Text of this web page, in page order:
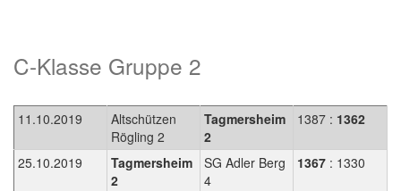
C-Klasse Gruppe 2
11.10.2019
Altschützen
Rögling 2
Tagmersheim
2
1387 : 1362
25.10.2019
Tagmersheim
2
SG Adler Berg
4
1367 : 1330